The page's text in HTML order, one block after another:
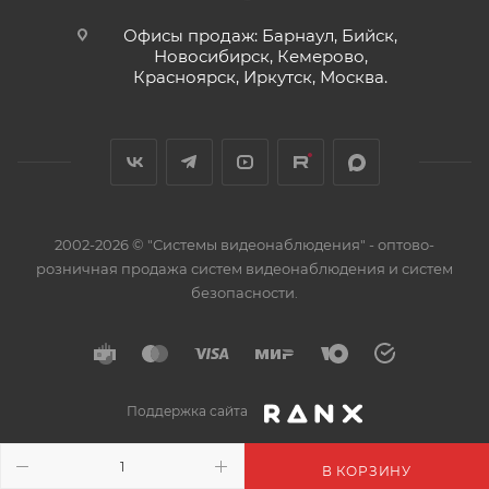
В КОРЗИНУ
Офисы продаж: Барнаул, Бийск,
Новосибирск, Кемерово,
Красноярск, Иркутск, Москва.
2002-2026 © "Системы видеонаблюдения" - оптово-
розничная продажа систем видеонаблюдения и систем
безопасности.
Поддержка сайта